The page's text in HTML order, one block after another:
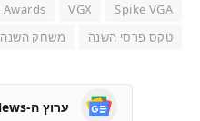
Spike VGA
VGX
Awards
טקס פרסי השנה
משחק השנה 2013
ערוץ ה-Google News של גיימפרו